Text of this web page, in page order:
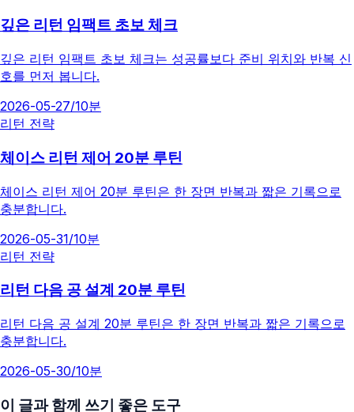
깊은 리턴 임팩트 초보 체크
깊은 리턴 임팩트 초보 체크는 성공률보다 준비 위치와 반복 신
호를 먼저 봅니다.
2026-05-27/10분
리턴 전략
체이스 리턴 제어 20분 루틴
체이스 리턴 제어 20분 루틴은 한 장면 반복과 짧은 기록으로
충분합니다.
2026-05-31/10분
리턴 전략
리턴 다음 공 설계 20분 루틴
리턴 다음 공 설계 20분 루틴은 한 장면 반복과 짧은 기록으로
충분합니다.
2026-05-30/10분
이 글과 함께 쓰기 좋은 도구